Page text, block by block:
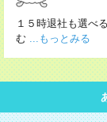
１５時退社も選べ
む ...もっとみる